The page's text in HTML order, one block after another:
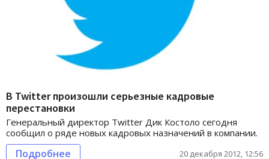
В Twitter произошли серьезные кадровые
перестановки
Генеральный директор Twitter Дик Костоло сегодня
сообщил о ряде новых кадровых назначений в компании.
Подробнее 20 декабря 2012, 12:56